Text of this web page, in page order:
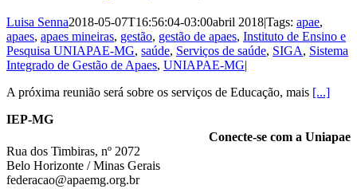
Luisa Senna2018-05-07T16:56:04-03:00abril 2018|Tags: apae,
apaes, apaes mineiras, gestão, gestão de apaes, Instituto de Ensino e
Pesquisa UNIAPAE-MG, saúde, Serviços de saúde, SIGA, Sistema
Integrado de Gestão de Apaes, UNIAPAE-MG|
A próxima reunião será sobre os serviços de Educação, mais [...]
Conecte-se com a Uniapae
IEP-MG
Rua dos Timbiras, nº 2072
Belo Horizonte / Minas Gerais
federacao@apaemg.org.br